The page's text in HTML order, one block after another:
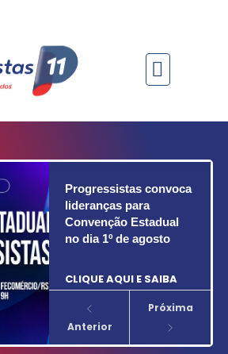
Progressistas convoca
lideranças para
Convenção Estadual
no dia 1º de agosto
CLIQUE AQUI E SAIBA
MAIS...
Anterior
Próxima